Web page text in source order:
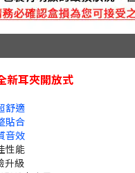
新耳夾開放式
舒適
貼合
音效
性能
升級